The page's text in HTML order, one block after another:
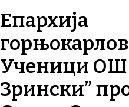
Епархија
Ученици ОШ
Зрински”